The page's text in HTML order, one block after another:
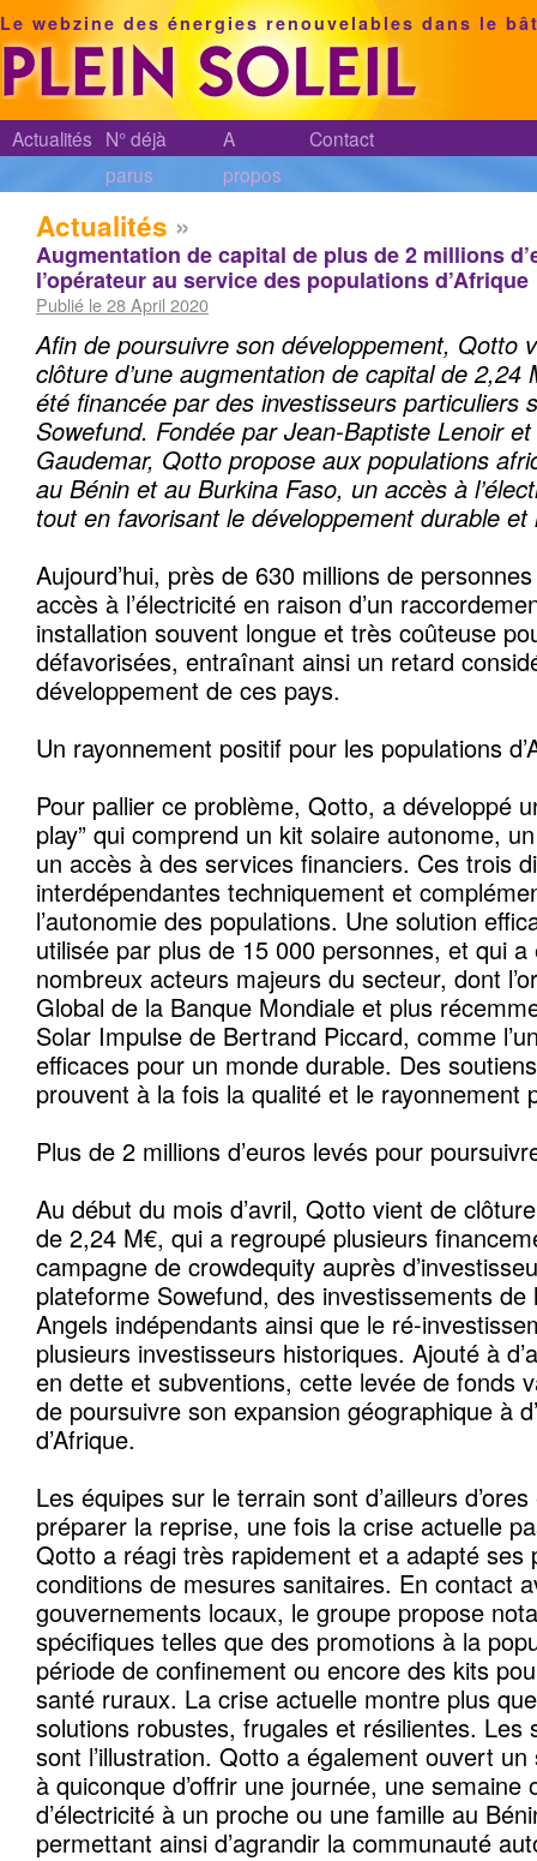
Le webzine des énergies renouvelables dans le
Actualités N° déjà
parus
A
propos
Contact
Actualités »
Augmentation de capital de plus de 2 millions
l’opérateur au service des populations d’Afrique
Publié le 28 April 2020
Afin de poursuivre son développement, Qotto
clôture d’une augmentation de capital de
été financée par des investisseurs particuliers
Sowefund. Fondée par Jean-Baptiste Lenoir
Gaudemar, Qotto propose aux populations
au Bénin et au Burkina Faso, un accès à
tout en favorisant le développement durable et
Aujourd’hui, près de 630 millions de
accès à l’électricité en raison d’un
installation souvent longue et très coûteuse
défavorisées, entraînant ainsi un retard
développement de ces pays.
Un rayonnement positif pour les populations
Pour pallier ce problème, Qotto, a développé
play” qui comprend un kit solaire autonome,
un accès à des services financiers. Ces trois
interdépendantes techniquement et
l’autonomie des populations. Une solution
utilisée par plus de 15 000 personnes, et qui
nombreux acteurs majeurs du secteur, dont
Global de la Banque Mondiale et plus
Solar Impulse de Bertrand Piccard, comme
efficaces pour un monde durable. Des
prouvent à la fois la qualité et le rayonnement
Plus de 2 millions d’euros levés pour
Au début du mois d’avril, Qotto vient de
de 2,24 M€, qui a regroupé plusieurs
campagne de crowdequity auprès
plateforme Sowefund, des investissements
Angels indépendants ainsi que le ré-
plusieurs investisseurs historiques. Ajouté à
en dette et subventions, cette levée de fonds
de poursuivre son expansion géographique à
d’Afrique.
Les équipes sur le terrain sont d’ailleurs
préparer la reprise, une fois la crise actuelle
Qotto a réagi très rapidement et a adapté ses
conditions de mesures sanitaires. En contact
gouvernements locaux, le groupe propose
spécifiques telles que des promotions à la
période de confinement ou encore des kits
santé ruraux. La crise actuelle montre plus
solutions robustes, frugales et résilientes. Les
sont l’illustration. Qotto a également ouvert
à quiconque d’offrir une journée, une semaine
d’électricité à un proche ou une famille au
permettant ainsi d’agrandir la communauté